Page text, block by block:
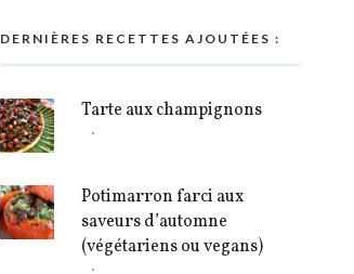
DERNIÈRES RECETTES AJOUTÉES :
Tarte aux champignons
Potimarron farci aux
saveurs d’automne
(végétariens ou vegans)